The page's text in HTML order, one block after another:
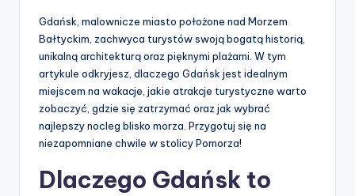
Gdańsk, malownicze miasto położone nad Morzem
Bałtyckim, zachwyca turystów swoją bogatą historią,
unikalną architekturą oraz pięknymi plażami. W tym
artykule odkryjesz, dlaczego Gdańsk jest idealnym
miejscem na wakacje, jakie atrakcje turystyczne warto
zobaczyć, gdzie się zatrzymać oraz jak wybrać
najlepszy nocleg blisko morza. Przygotuj się na
niezapomniane chwile w stolicy Pomorza!
Dlaczego Gdańsk to